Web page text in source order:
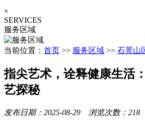
×
SERVICES
服务区域
当前位置： 首页 >> 服务区域 >> 石景山
指尖艺术，诠释健康生活
艺探秘
发布日期：2025-08-29 浏览次数：218